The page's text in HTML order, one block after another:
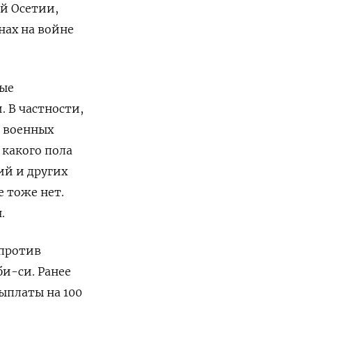
Осетии,
на войне
В частности,
военных
пола
и других
тоже нет.
си. Ранее
на 100